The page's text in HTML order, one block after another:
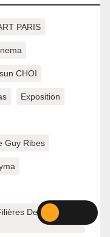
PARIS
CHOI
Exposition
Guy Ribes
Des Faux Et